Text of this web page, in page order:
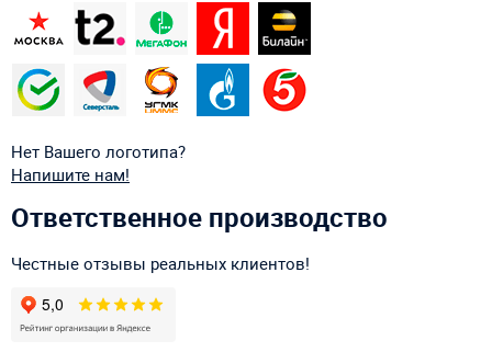
Нет Вашего логотипа?
Напишите нам!
Ответственное производство
Честные отзывы реальных клиентов!